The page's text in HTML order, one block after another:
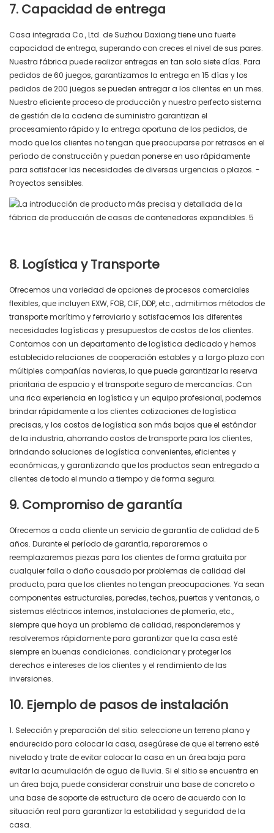
7. Capacidad de entrega
Casa integrada Co., Ltd. de Suzhou Daxiang tiene una fuerte
capacidad de entrega, superando con creces el nivel de sus pares.
Nuestra fábrica puede realizar entregas en tan solo siete días. Para
pedidos de 60 juegos, garantizamos la entrega en 15 días y los
pedidos de 200 juegos se pueden entregar a los clientes en un mes.
Nuestro eficiente proceso de producción y nuestro perfecto sistema
de gestión de la cadena de suministro garantizan el
procesamiento rápido y la entrega oportuna de los pedidos, de
modo que los clientes no tengan que preocuparse por retrasos en el
período de construcción y puedan ponerse en uso rápidamente
para satisfacer las necesidades de diversas urgencias o plazos. -
Proyectos sensibles.
8. Logística y Transporte
Ofrecemos una variedad de opciones de procesos comerciales
flexibles, que incluyen EXW, FOB, CIF, DDP, etc., admitimos métodos de
transporte marítimo y ferroviario y satisfacemos las diferentes
necesidades logísticas y presupuestos de costos de los clientes.
Contamos con un departamento de logística dedicado y hemos
establecido relaciones de cooperación estables y a largo plazo con
múltiples compañías navieras, lo que puede garantizar la reserva
prioritaria de espacio y el transporte seguro de mercancías. Con
una rica experiencia en logística y un equipo profesional, podemos
brindar rápidamente a los clientes cotizaciones de logística
precisas, y los costos de logística son más bajos que el estándar
de la industria, ahorrando costos de transporte para los clientes,
brindando soluciones de logística convenientes, eficientes y
económicas, y garantizando que los productos sean entregado a
clientes de todo el mundo a tiempo y de forma segura.
9. Compromiso de garantía
Ofrecemos a cada cliente un servicio de garantía de calidad de 5
años. Durante el período de garantía, repararemos o
reemplazaremos piezas para los clientes de forma gratuita por
cualquier falla o daño causado por problemas de calidad del
producto, para que los clientes no tengan preocupaciones. Ya sean
componentes estructurales, paredes, techos, puertas y ventanas, o
sistemas eléctricos internos, instalaciones de plomería, etc.,
siempre que haya un problema de calidad, responderemos y
resolveremos rápidamente para garantizar que la casa esté
siempre en buenas condiciones. condicionar y proteger los
derechos e intereses de los clientes y el rendimiento de las
inversiones.
10. Ejemplo de pasos de instalación
1. Selección y preparación del sitio: seleccione un terreno plano y
endurecido para colocar la casa, asegúrese de que el terreno esté
nivelado y trate de evitar colocar la casa en un área baja para
evitar la acumulación de agua de lluvia. Si el sitio se encuentra en
un área baja, puede considerar construir una base de concreto o
una base de soporte de estructura de acero de acuerdo con la
situación real para garantizar la estabilidad y seguridad de la
casa.